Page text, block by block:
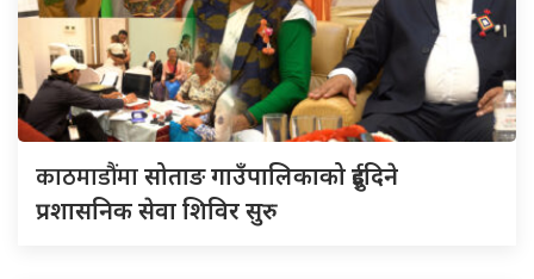
काठमाडौंमासोताङ गाउँपालिकाको दुईदिने
प्रशासनिक सेवा शिविर सुरु